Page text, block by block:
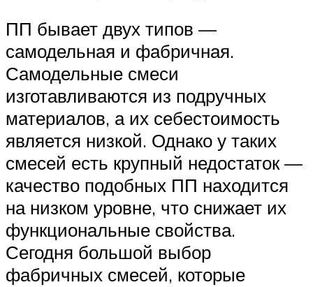
ПП бывает двух типов —
самодельная и фабричная.
Самодельные смеси
изготавливаются из подручных
материалов, а их себестоимость
является низкой. Однако у таких
смесей есть крупный недостаток —
качество подобных ПП находится
на низком уровне, что снижает их
функциональные свойства.
Сегодня большой выбор
фабричных смесей, которые